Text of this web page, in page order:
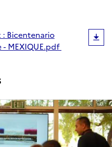
Bicentenario
MEXIQUE.pdf